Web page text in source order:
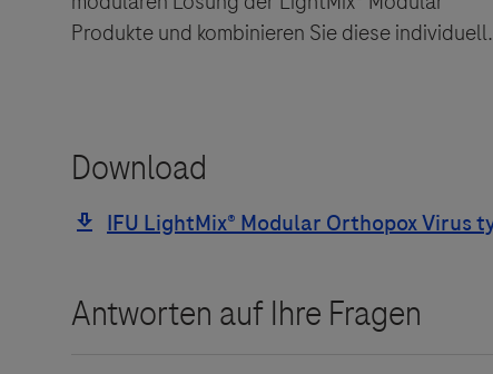
Produkte und kombinieren Sie diese individuell.